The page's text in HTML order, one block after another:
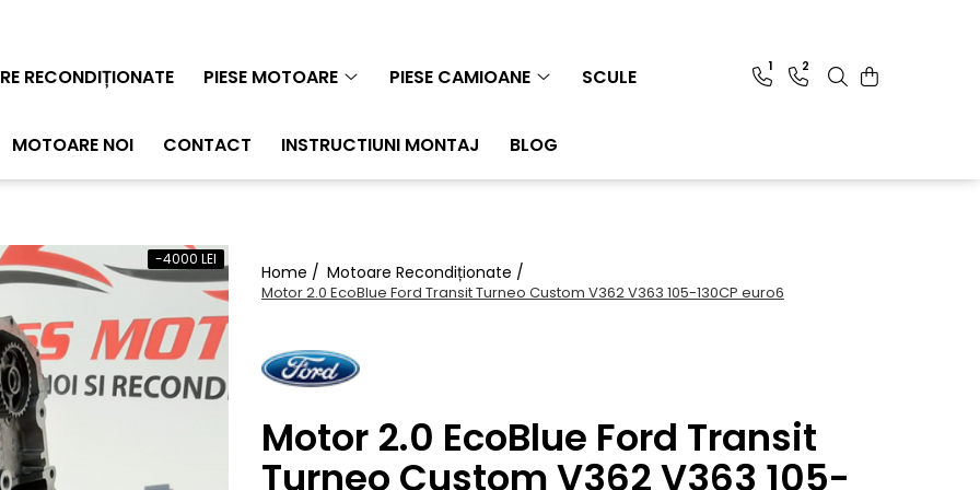
RECONDIȚIONATE PIESE MOTOARE PIESE CAMIOANE SCULE
MOTOARE NOI CONTACT INSTRUCTIUNI MONTAJ BLOG
1 2
Home / Motoare Recondiționate /
Motor 2.0 EcoBlue Ford Transit Turneo Custom V362 V363 105-130CP euro6
Motor 2.0 EcoBlue Ford Transit
Turneo Custom V362 V363 105-
-4000 LEI